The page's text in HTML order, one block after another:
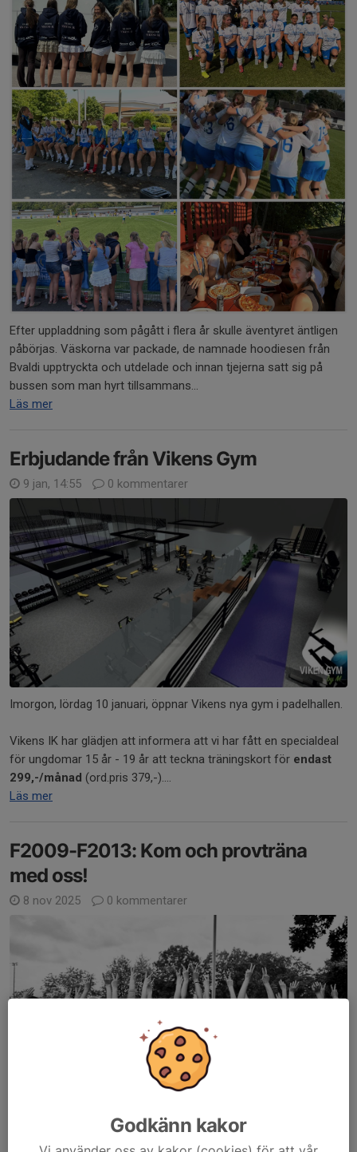
Efter uppladdning som pågått i flera år skulle äventyret äntligen
påbörjas. Väskorna var packade, de namnade hoodiesen från
Bvaldi upptryckta och utdelade och innan tjejerna satt sig på
bussen som man hyrt tillsammans...
Läs mer
Erbjudande från Vikens Gym
9 jan, 14:55 0 kommentarer
Imorgon, lördag 10 januari, öppnar Vikens nya gym i padelhallen.
Vikens IK har glädjen att informera att vi har fått en specialdeal
för ungdomar 15 år - 19 år att teckna träningskort för endast
299,-/månad (ord.pris 379,-)....
Läs mer
F2009-F2013: Kom och provträna
med oss!
8 nov 2025 0 kommentarer
Vikens IK har duktiga flicklag i sina ungdomsled och vi öppnar nu
Godkänn kakor